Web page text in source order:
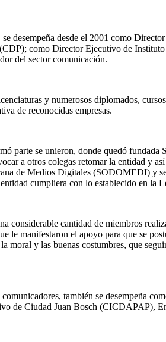
desempeña desde el 2001 como
como Director Ejecutivo de
del sector comunicación.
y numerosos diplomados,
de reconocidas empresas.
parte se unieron, donde quedó
a otros colegas retomar la entidad y
de Medios Digitales (SODOMEDI) y
cumpliera con lo establecido en
considerable cantidad de miembros
manifestaron el apoyo para que se
moral y las buenas costumbres, que
también se desempeña
Ciudad Juan Bosch (CICDAPAP),